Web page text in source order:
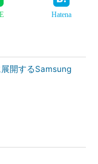
Hatena
開するSamsung